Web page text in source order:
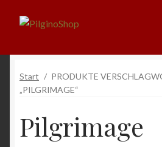
Zur
springen
Zum
springen
Ausrüstung
Kleidung
Start / PRODUKTE
„PILGRIMAGE“
Pilgrimage